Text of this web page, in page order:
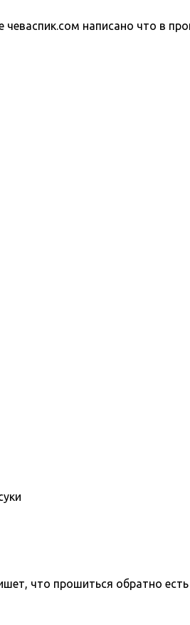
написано что в
что прошиться обратно